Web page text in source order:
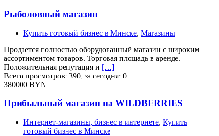
Рыболовный магазин
Купить готовый бизнес в Минске, Магазины
Продается полностью оборудованный магазин с широким
ассортиментом товаров. Торговая площадь в аренде.
Положительная репутация и […]
Всего просмотров: 390, за сегодня: 0
380000 BYN
Прибыльный магазин на WILDBERRIES
Интернет-магазины, бизнес в интернете, Купить
готовый бизнес в Минске